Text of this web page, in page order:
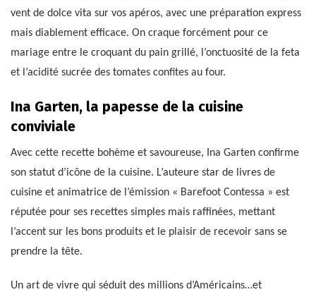
vent de dolce vita sur vos apéros, avec une préparation express
mais diablement efficace. On craque forcément pour ce
mariage entre le croquant du pain grillé, l’onctuosité de la feta
et l’acidité sucrée des tomates confites au four.
Ina Garten, la papesse de la cuisine
conviviale
Avec cette recette bohème et savoureuse, Ina Garten confirme
son statut d’icône de la cuisine. L’auteure star de livres de
cuisine et animatrice de l’émission « Barefoot Contessa » est
réputée pour ses recettes simples mais raffinées, mettant
l’accent sur les bons produits et le plaisir de recevoir sans se
prendre la tête.
Un art de vivre qui séduit des millions d’Américains…et